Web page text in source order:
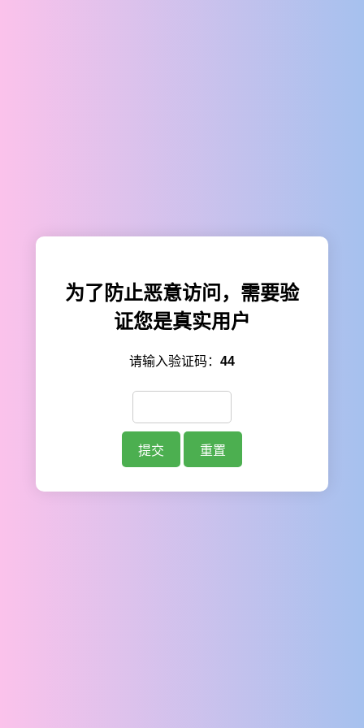
为了防止恶意访问，需要验
证您是真实用户
请输入验证码： 44
提交 重置